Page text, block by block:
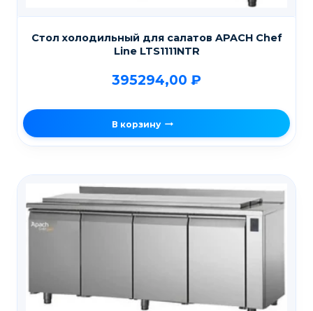
Стол холодильный для салатов APACH Chef
Line LTS1111NTR
395294,00 ₽
В корзину